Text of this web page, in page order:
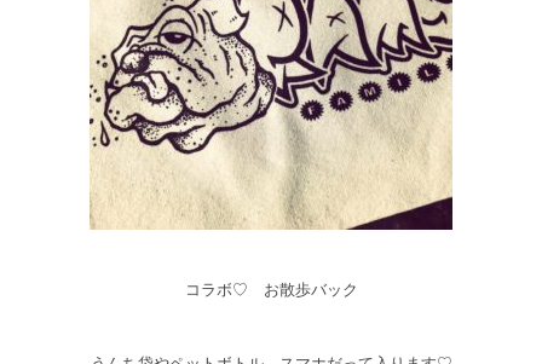
コラボ♡ お散歩バック